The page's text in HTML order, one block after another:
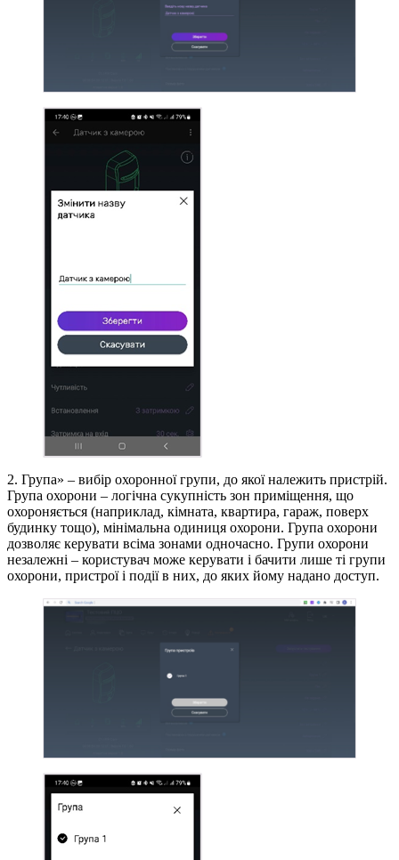
2. Група» – вибір охоронної групи, до якої належить пристрій.
Група охорони – логічна сукупність зон приміщення, що
охороняється (наприклад, кімната, квартира, гараж, поверх
будинку тощо), мінімальна одиниця охорони. Група охорони
дозволяє керувати всіма зонами одночасно. Групи охорони
незалежні – користувач може керувати і бачити лише ті групи
охорони, пристрої і події в них, до яких йому надано доступ.